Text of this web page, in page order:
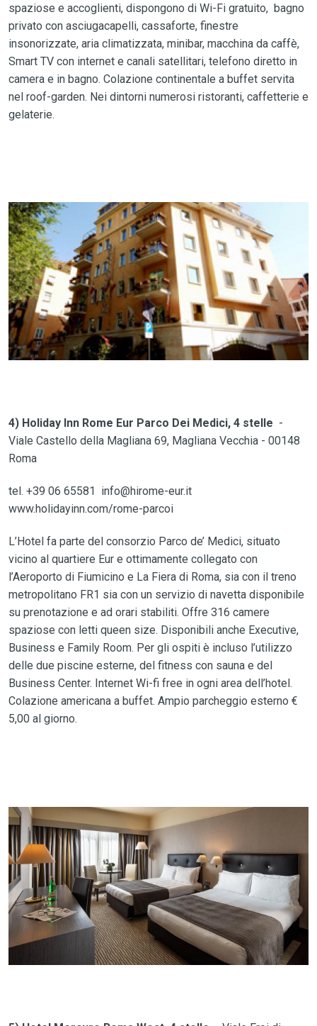
spaziose e accoglienti, dispongono di Wi-Fi gratuito, bagno
privato con asciugacapelli, cassaforte, finestre
insonorizzate, aria climatizzata, minibar, macchina da caffè,
Smart TV con internet e canali satellitari, telefono diretto in
camera e in bagno. Colazione continentale a buffet servita
nel roof-garden. Nei dintorni numerosi ristoranti, caffetterie e
gelaterie.
4) Holiday Inn Rome Eur Parco Dei Medici, 4 stelle -
Viale Castello della Magliana 69, Magliana Vecchia - 00148
Roma
tel. +39 06 65581 info@hirome-eur.it
www.holidayinn.com/rome-parcoi
L’Hotel fa parte del consorzio Parco de’ Medici, situato
vicino al quartiere Eur e ottimamente collegato con
l’Aeroporto di Fiumicino e La Fiera di Roma, sia con il treno
metropolitano FR1 sia con un servizio di navetta disponibile
su prenotazione e ad orari stabiliti. Offre 316 camere
spaziose con letti queen size. Disponibili anche Executive,
Business e Family Room. Per gli ospiti è incluso l’utilizzo
delle due piscine esterne, del fitness con sauna e del
Business Center. Internet Wi-fi free in ogni area dell’hotel.
Colazione americana a buffet. Ampio parcheggio esterno €
5,00 al giorno.